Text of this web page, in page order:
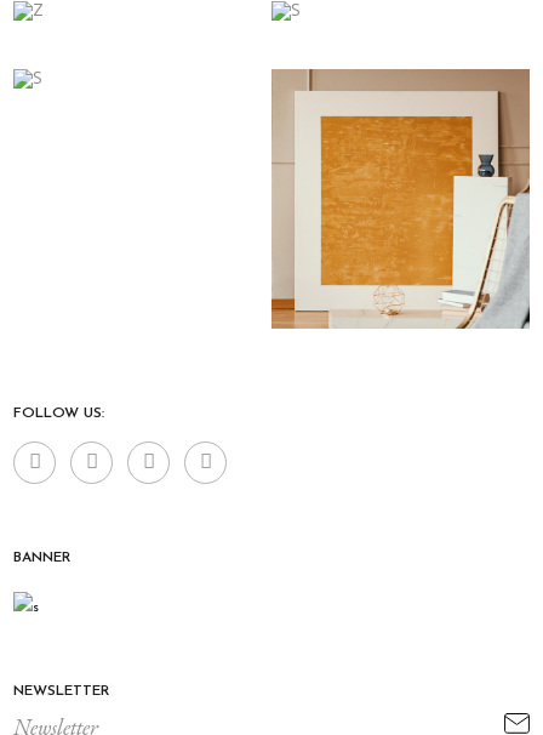
FOLLOW US:
BANNER
NEWSLETTER